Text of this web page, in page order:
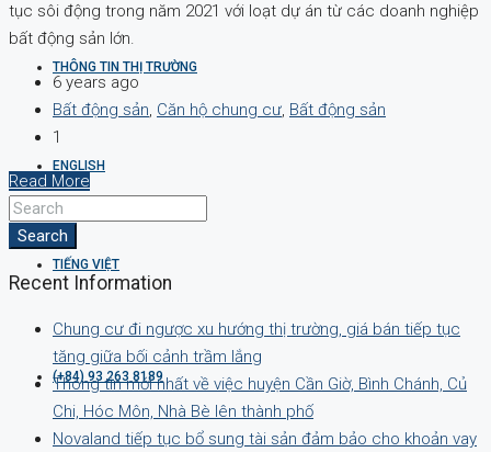
THÔNG TIN THỊ TRƯỜNG
ENGLISH
TIẾNG VIỆT
(+84) 93 263 8189
tục sôi động trong năm 2021 với loạt dự án từ các doanh nghiệp
bất động sản lớn.
6 years ago
Bất động sản, Căn hộ chung cư, Bất động sản
1
Read More
Search
Recent Information
Chung cư đi ngược xu hướng thị trường, giá bán tiếp tục
tăng giữa bối cảnh trầm lắng
Thông tin mới nhất về việc huyện Cần Giờ, Bình Chánh, Củ
Chi, Hóc Môn, Nhà Bè lên thành phố
Novaland tiếp tục bổ sung tài sản đảm bảo cho khoản vay